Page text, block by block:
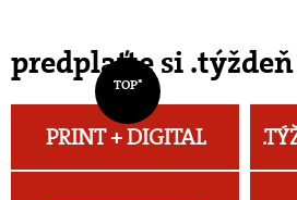
predplaťte si .týždeň
TOP*
PRINT + DIGITAL